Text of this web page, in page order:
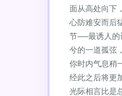
面从高处向下
心防难安而后
节──最诱人的
兮的一道孤弦
你时内气息稍
经此之后将更
光际相言比是